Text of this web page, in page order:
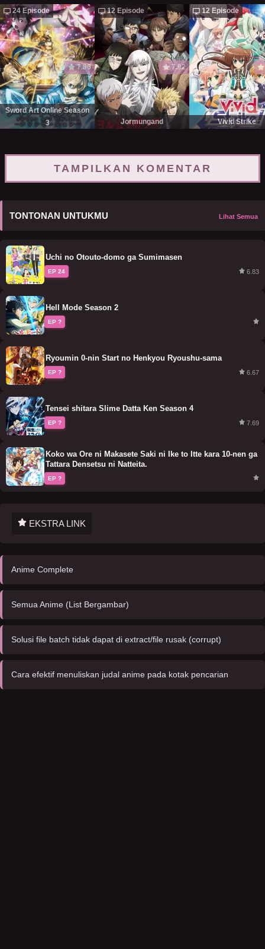
24 Episode
7.86
Sword Art Online Season
3
12 Episode
7.92
Jormungand
12 Episode
Vivid Strike
TAMPILKAN KOMENTAR
TONTONAN UNTUKMU Lihat Semua
Uchi no Otouto-domo ga Sumimasen
EP 24 6.83
Hell Mode Season 2
EP ?
Ryoumin 0-nin Start no Henkyou Ryoushu-sama
EP ? 6.67
Tensei shitara Slime Datta Ken Season 4
EP ? 7.69
Koko wa Ore ni Makasete Saki ni Ike to Itte kara 10-nen ga
Tattara Densetsu ni Natteita.
EP ?
EKSTRA LINK
Anime Complete
Semua Anime (List Bergambar)
Solusi file batch tidak dapat di extract/file rusak (corrupt)
Cara efektif menuliskan judal anime pada kotak pencarian